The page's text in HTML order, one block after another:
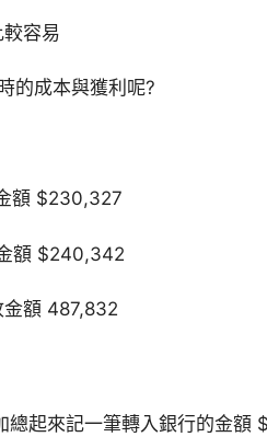
容易
的成本與獲利呢?
額 $230,327
額 $240,342
額 487,832
總起來記一筆轉入銀行的金